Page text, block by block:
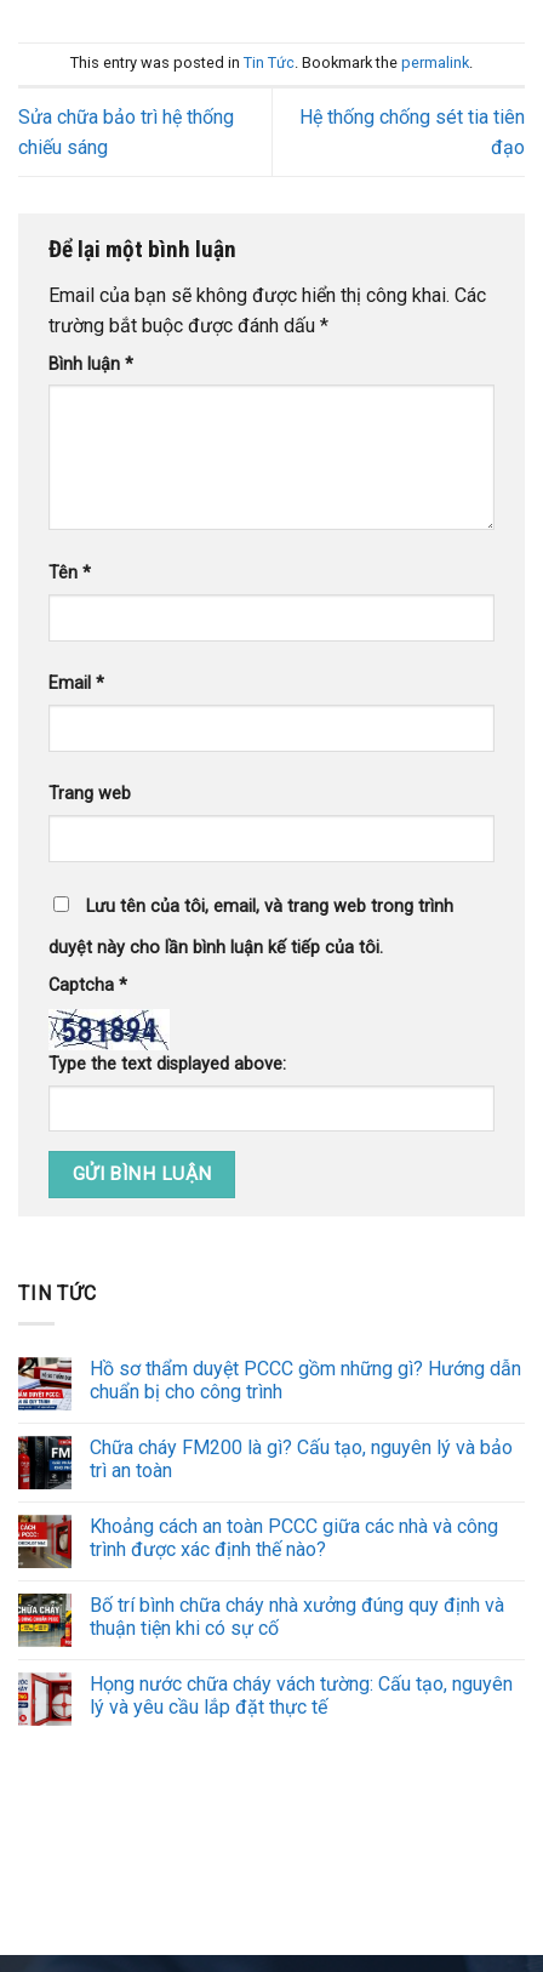
This entry was posted in Tin Tức. Bookmark the permalink.
Sửa chữa bảo trì hệ thống
chiếu sáng
Hệ thống chống sét tia tiên
đạo
Để lại một bình luận
Email của bạn sẽ không được hiển thị công khai. Các
trường bắt buộc được đánh dấu *
Bình luận *
Tên *
Email *
Trang web
Lưu tên của tôi, email, và trang web trong trình
duyệt này cho lần bình luận kế tiếp của tôi.
Captcha *
Type the text displayed above:
TIN TỨC
Hồ sơ thẩm duyệt PCCC gồm những gì? Hướng dẫn
chuẩn bị cho công trình
Chữa cháy FM200 là gì? Cấu tạo, nguyên lý và bảo
trì an toàn
Khoảng cách an toàn PCCC giữa các nhà và công
trình được xác định thế nào?
Bố trí bình chữa cháy nhà xưởng đúng quy định và
thuận tiện khi có sự cố
Họng nước chữa cháy vách tường: Cấu tạo, nguyên
lý và yêu cầu lắp đặt thực tế